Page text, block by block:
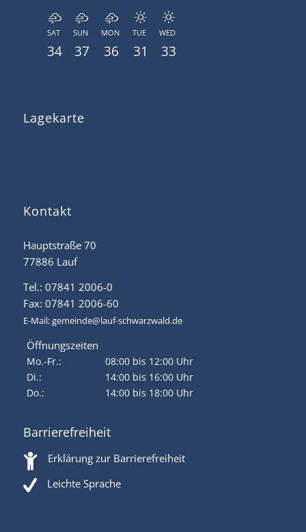
SAT
34
SUN
37
MON
36
TUE
31
WED
33
Lagekarte
Kontakt
Hauptstraße 70
77886 Lauf
Tel.: 07841 2006-0
Fax: 07841 2006-60
E-Mail:gemeinde@lauf-schwarzwald.de
Öffnungszeiten
Mo.-Fr.:
08:00 bis 12:00 Uhr
Di.:
14:00 bis 16:00 Uhr
Do.:
14:00 bis 18:00 Uhr
Barrierefreiheit
Erklärung zur Barrierefreiheit
Leichte Sprache